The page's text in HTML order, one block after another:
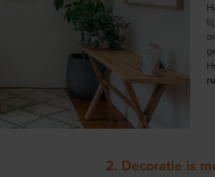
2. Decoratie is